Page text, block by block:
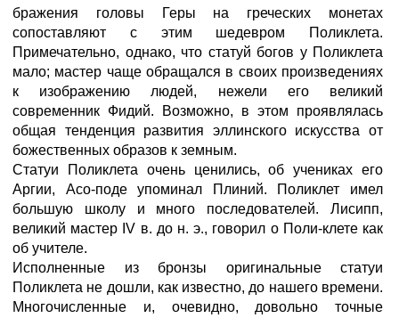
бражения головы Геры на греческих монетах
сопоставляют с этим шедевром Поликлета.
Примечательно, однако, что статуй богов у Поликлета
мало; мастер чаще обращался в своих произведениях
к изображению людей, нежели его великий
современник Фидий. Возможно, в этом проявлялась
общая тенденция развития эллинского искусства от
божественных образов к земным.
Статуи Поликлета очень ценились, об учениках его
Аргии, Асо-поде упоминал Плиний. Поликлет имел
большую школу и много последователей. Лисипп,
великий мастер IV в. до н. э., говорил о Поли-клете как
об учителе.
Исполненные из бронзы оригинальные статуи
Поликлета не дошли, как известно, до нашего времени.
Многочисленные и, очевидно, довольно точные